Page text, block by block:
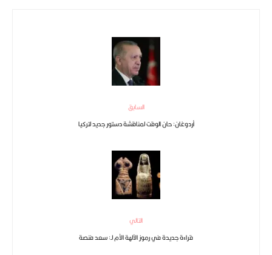
السابق
أردوغان: حان الوقت لمناقشة دستور جديد لتركيا
التالي
قراءة جديدة في رموز الآلهة الأم لـ: سعد فنصة